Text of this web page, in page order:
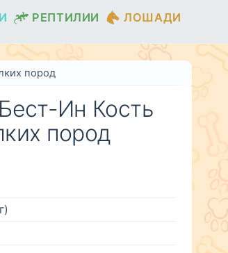
РЕПТИЛИИ ЛОШАДИ
пород
Ин Кость
пород